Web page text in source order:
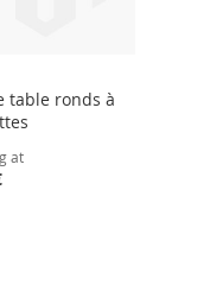
table ronds à
at